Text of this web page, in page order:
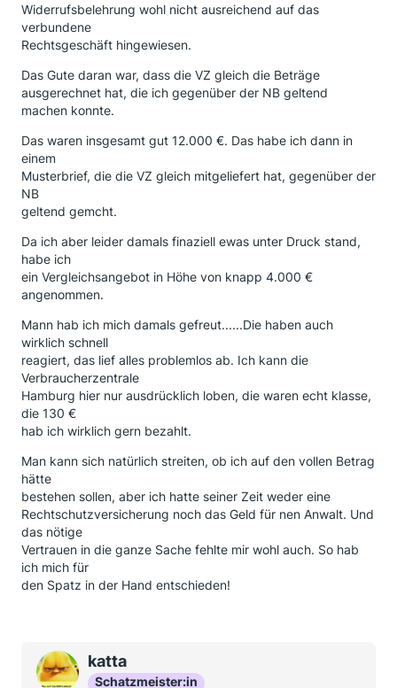
Widerrufsbelehrung wohl nicht ausreichend auf das
verbundene
Rechtsgeschäft hingewiesen.
Das Gute daran war, dass die VZ gleich die Beträge
ausgerechnet hat, die ich gegenüber der NB geltend
machen konnte.
Das waren insgesamt gut 12.000 €. Das habe ich dann in
einem
Musterbrief, die die VZ gleich mitgeliefert hat, gegenüber der
NB
geltend gemcht.
Da ich aber leider damals finaziell ewas unter Druck stand,
habe ich
ein Vergleichsangebot in Höhe von knapp 4.000 €
angenommen.
Mann hab ich mich damals gefreut......Die haben auch
wirklich schnell
reagiert, das lief alles problemlos ab. Ich kann die
Verbraucherzentrale
Hamburg hier nur ausdrücklich loben, die waren echt klasse,
die 130 €
hab ich wirklich gern bezahlt.
Man kann sich natürlich streiten, ob ich auf den vollen Betrag
hätte
bestehen sollen, aber ich hatte seiner Zeit weder eine
Rechtschutzversicherung noch das Geld für nen Anwalt. Und
das nötige
Vertrauen in die ganze Sache fehlte mir wohl auch. So hab
ich mich für
den Spatz in der Hand entschieden!
katta
Schatzmeister:in